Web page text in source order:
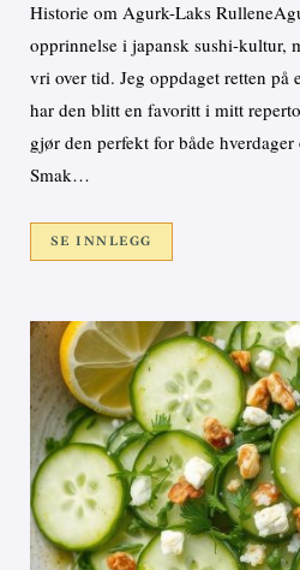
Historie om Agurk-Laks
opprinnelse i japansk sushi-kultur,
vri over tid. Jeg oppdaget retten på
har den blitt en favoritt i mitt
gjør den perfekt for både
Smak…
SE INNLEGG